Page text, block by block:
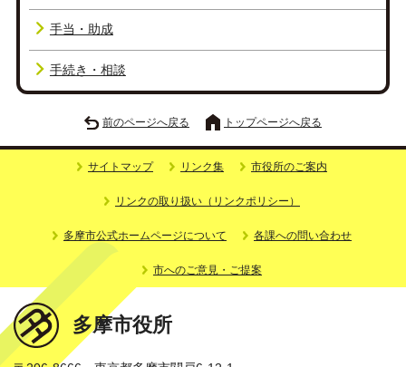
手当・助成
手続き・相談
前のページへ戻る トップページへ戻る
サイトマップ リンク集 市役所のご案内
リンクの取り扱い（リンクポリシー）
多摩市公式ホームページについて 各課への問い合わせ
市へのご意見・ご提案
多摩市役所